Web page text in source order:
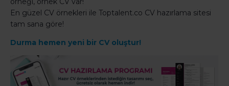
En güzel CV örnekleri ile Toptalent.co CV hazırlama sitesi
tam sana göre!
Durma hemen yeni bir CV oluştur!